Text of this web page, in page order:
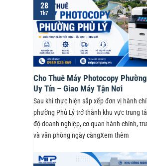
Cho Thuê Máy Photocopy
Uy Tín – Giao Máy Tận Nơi
Sau khi thực hiện sắp xếp đơn vị hành
phường Phủ Lý trở thành khu vực trung
độ doanh nghiệp, cơ quan hành chính,
và văn phòng ngày càngXem thêm
28
Th7